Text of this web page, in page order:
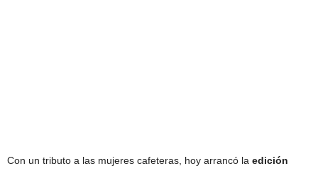
Con un tributo a las mujeres cafeteras, hoy arrancó la edición